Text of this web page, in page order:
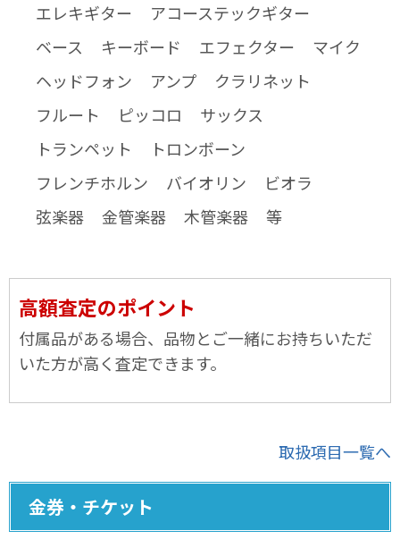
エレキギター
アコーステックギター
ベース
キーボード エフェクター
マイク
ヘッドフォン
アンプ
クラリネット
フルート
ピッコロ
サックス
トランペット
トロンボーン
フレンチホルン
バイオリン
ビオラ
弦楽器
金管楽器 木管楽器 等
高額査定のポイント
付属品がある場合、品物とご一緒にお持ちいただ
いた方が高く査定できます。
取扱項目一覧へ
金券・チケット